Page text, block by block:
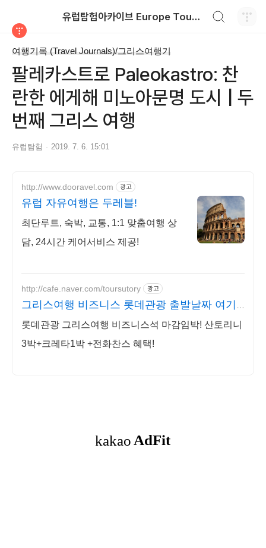
유럽탐험아카이브 Europe Tour Information
여행기록 (Travel Journals)/그리스여행기
팔레카스트로 Paleokastro: 찬
란한 에게해 미노아문명 도시 | 두
번째 그리스 여행
유럽탐험 2019. 7. 6. 15:01
http://www.dooravel.com 광고
유럽 자유여행은 두레블!
최단루트, 숙박, 교통, 1:1 맞춤여행 상
담, 24시간 케어서비스 제공!
http://cafe.naver.com/toursutory 광고
그리스여행 비즈니스 롯데관광 출발날짜 여기
서 먼저 확보!
롯데관광 그리스여행 비즈니스석 마감임박! 산토리니
3박+크레타1박 +전화찬스 혜택!